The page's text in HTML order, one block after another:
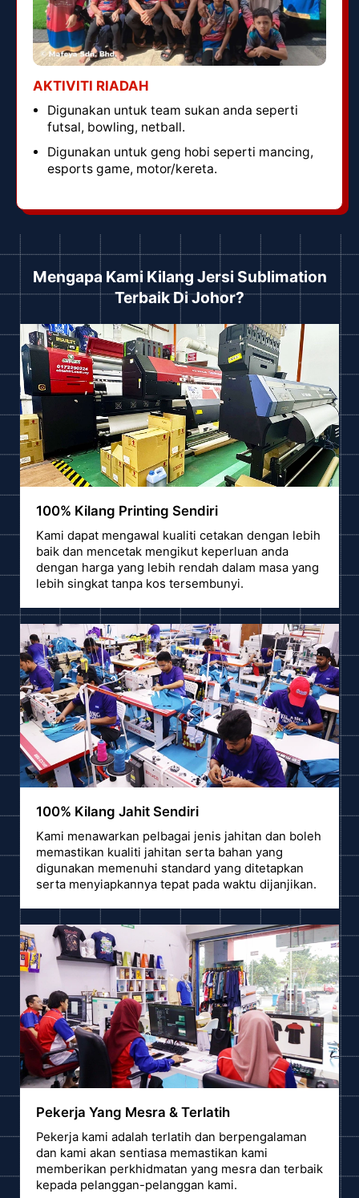
AKTIVITI RIADAH
Digunakan untuk team sukan anda seperti
futsal, bowling, netball.
Digunakan untuk geng hobi seperti mancing,
esports game, motor/kereta.
Mengapa Kami Kilang Jersi Sublimation
Terbaik Di Johor?
100% Kilang Printing Sendiri
Kami dapat mengawal kualiti cetakan dengan lebih
baik dan mencetak mengikut keperluan anda
dengan harga yang lebih rendah dalam masa yang
lebih singkat tanpa kos tersembunyi.
100% Kilang Jahit Sendiri
Kami menawarkan pelbagai jenis jahitan dan boleh
memastikan kualiti jahitan serta bahan yang
digunakan memenuhi standard yang ditetapkan
serta menyiapkannya tepat pada waktu dijanjikan.
Pekerja Yang Mesra & Terlatih
Pekerja kami adalah terlatih dan berpengalaman
dan kami akan sentiasa memastikan kami
memberikan perkhidmatan yang mesra dan terbaik
kepada pelanggan-pelanggan kami.